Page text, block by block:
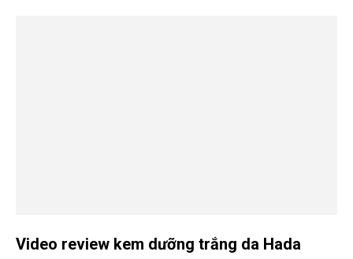
Video review kem dưỡng trắng da Hada